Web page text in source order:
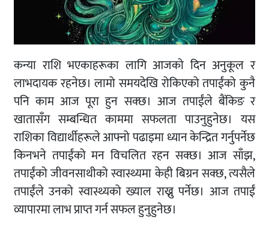
कन्या राशि भएकाहरूका लागि आजको दिन अनुकूल र
लाभदायक रहनेछ। लामो समयदेखि रोकिएको तपाईंको कुनै
पनि काम आज पूरा हुन सक्छ। आज तपाईंले बैंकिङ र
खातासँग सम्बन्धित काममा सफलता पाउनुहुनेछ। यस
राशिका विद्यार्थीहरूले आफ्नो पढाइमा ध्यान केन्द्रित गर्नुपर्नेछ
किनभने तपाईंको मन विचलित रहन सक्छ। आज साँझ,
तपाईंको जीवनसाथीको स्वास्थ्यमा केही बिग्रन सक्छ, त्यसैले
तपाईंले उनको स्वास्थ्यको ख्याल राख्नु पर्नेछ। आज तपाईं
व्यापारमा लाभ प्राप्त गर्न सफल हुनुहुनेछ।